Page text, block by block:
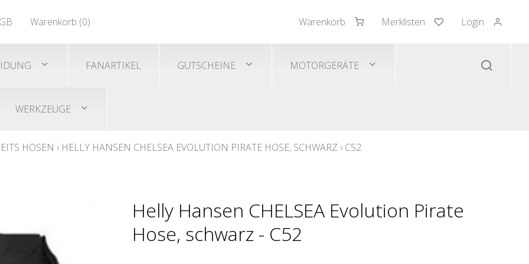
Warenkorb Merklisten Login
Warenkorb (0)
FANARTIKEL GUTSCHEINE MOTORGERÄTE
WERKZEUGE
HOSEN › HELLY HANSEN CHELSEA EVOLUTION PIRATE HOSE, SCHWARZ › C52
Helly Hansen CHELSEA Evolution Pirate
Hose, schwarz - C52